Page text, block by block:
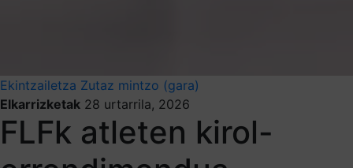
Ekintzailetza Zutaz mintzo (gara)
Elkarrizketak 28 urtarrila, 2026
FLFk atleten kirol-